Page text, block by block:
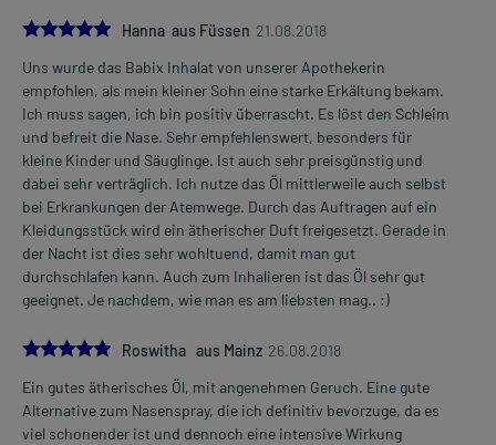
5.0
Hanna aus Füssen 21.08.2018
Uns wurde das Babix Inhalat von unserer Apothekerin
empfohlen, als mein kleiner Sohn eine starke Erkältung bekam.
Ich muss sagen, ich bin positiv überrascht. Es löst den Schleim
und befreit die Nase. Sehr empfehlenswert, besonders für
kleine Kinder und Säuglinge. Ist auch sehr preisgünstig und
dabei sehr verträglich. Ich nutze das Öl mittlerweile auch selbst
bei Erkrankungen der Atemwege. Durch das Auftragen auf ein
Kleidungsstück wird ein ätherischer Duft freigesetzt. Gerade in
der Nacht ist dies sehr wohltuend, damit man gut
durchschlafen kann. Auch zum Inhalieren ist das Öl sehr gut
geeignet. Je nachdem, wie man es am liebsten mag.. :)
5.0
Roswitha aus Mainz 26.08.2018
Ein gutes ätherisches Öl, mit angenehmen Geruch. Eine gute
Alternative zum Nasenspray, die ich definitiv bevorzuge, da es
viel schonender ist und dennoch eine intensive Wirkung